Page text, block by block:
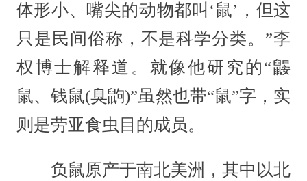
体形小、嘴尖的动物都叫‘鼠’，但这
只是民间俗称，不是科学分类。”李
权博士解释道。就像他研究的“鼹
鼠、钱鼠(臭鼩)”虽然也带“鼠”字，实
则是劳亚食虫目的成员。
负鼠原产于南北美洲，其中以北